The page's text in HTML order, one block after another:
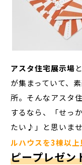
アスタ住宅展示場
が集まっていて、
所。そんなアスタ
するなら、「せっ
たい♪」と思いませ
ルハウスを3棟以上
ピープレゼン